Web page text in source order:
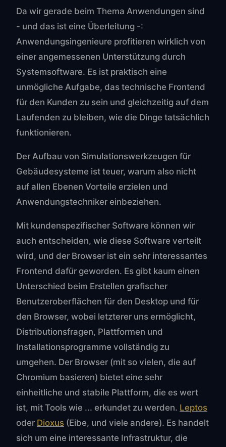
Da wir gerade beim Thema Anwendungen sind
- und das ist eine Überleitung -:
Anwendungsingenieure profitieren wirklich von
einer angemessenen Unterstützung durch
Systemsoftware. Es ist praktisch eine
unmögliche Aufgabe, das technische Frontend
für den Kunden zu sein und gleichzeitig auf dem
Laufenden zu bleiben, wie die Dinge tatsächlich
funktionieren.
Der Aufbau von Simulationswerkzeugen für
Gebäudesysteme ist teuer, warum also nicht
auf allen Ebenen Vorteile erzielen und
Anwendungstechniker einbeziehen.
Mit kundenspezifischer Software können wir
auch entscheiden, wie diese Software verteilt
wird, und der Browser ist ein sehr interessantes
Frontend dafür geworden. Es gibt kaum einen
Unterschied beim Erstellen grafischer
Benutzeroberflächen für den Desktop und für
den Browser, wobei letzterer uns ermöglicht,
Distributionsfragen, Plattformen und
Installationsprogramme vollständig zu
umgehen. Der Browser (mit so vielen, die auf
Chromium basieren) bietet eine sehr
einheitliche und stabile Plattform, die es wert
ist, mit Tools wie ... erkundet zu werden. Leptos
oder Dioxus (Eibe, und viele andere). Es handelt
sich um eine interessante Infrastruktur, die